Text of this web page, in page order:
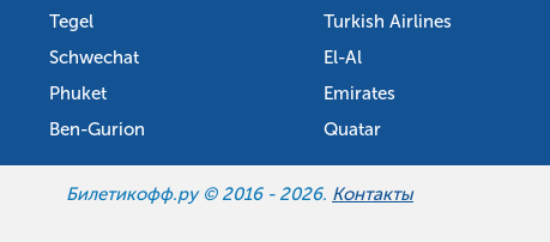
Tegel
Schwechat
Phuket
Ben-Gurion
Turkish Airlines
El-Al
Emirates
Quatar
Билетикофф.ру © 2016 - 2026. Контакты